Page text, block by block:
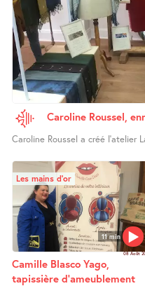
Caroline Roussel,
Caroline Roussel a créé l’atelier
11 min
Les mains d’or
08 Août
Camille Blasco Yago,
tapissière d’ameublement